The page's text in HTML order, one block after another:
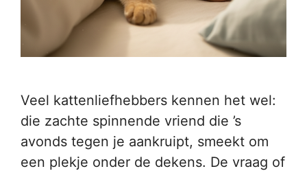
Veel kattenliefhebbers kennen het wel:
die zachte spinnende vriend die ’s
avonds tegen je aankruipt, smeekt om
een plekje onder de dekens. De vraag of